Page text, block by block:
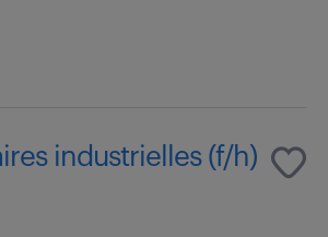
industrielles (f/h)